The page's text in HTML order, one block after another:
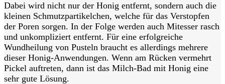
Dabei wird nicht nur der Honig entfernt, sondern auch die
kleinen Schmutzpartikelchen, welche für das Verstopfen
der Poren sorgen. In der Folge werden auch Mitesser rasch
und unkompliziert entfernt. Für eine erfolgreiche
Wundheilung von Pusteln braucht es allerdings mehrere
dieser Honig-Anwendungen. Wenn am Rücken vermehrt
Pickel auftreten, dann ist das Milch-Bad mit Honig eine
sehr gute Lösung.